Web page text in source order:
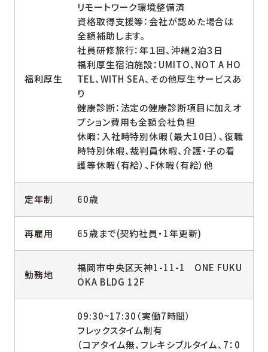
福利厚生
リモートワーク環境整備済
資格取得支援等：会社が認めた場合は
全額補助します。
社員研修旅行：年１回、沖縄２泊３日
福利厚生宿泊施設：UMITO、NOT A HO
TEL、WITH SEA、その他厚生サービスあ
り
健康診断：法定の健康診断項目に加えオ
プション費用も全額会社負担
休暇：入社時特別休暇（最大10日）、復職
時特別休暇、裁判員休暇、介護・子の看
護等休暇（有給）、F休暇（有給）他
定年制 60歳
再雇用 65歳まで(契約社員・1年更新)
勤務地
福岡市中央区天神1-11-1 ONE FUKU
OKA BLDG 12F
09:30~17:30（実働7時間）
フレックスタイム制有
（コアタイム無、フレキシブルタイム、7：0